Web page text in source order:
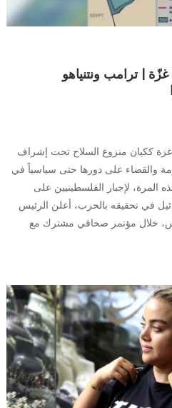
| ترامب ونتنياهو
ككيان منزوع السلاح تحت إشراف
والقضاء على دورها حتى سياسياً في
المرة، لإجبار الفلسطينيين على
في تحقيقه بالحرب، أعلن الرئيس
خلال مؤتمر صحافي مشترك مع